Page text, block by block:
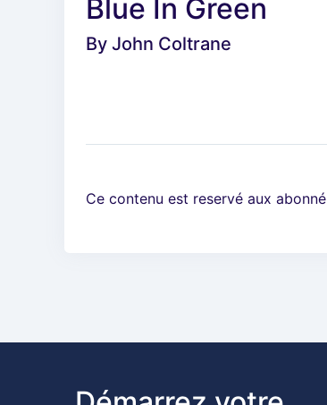
Blue In Green
By John Coltrane
Ce contenu est reservé aux